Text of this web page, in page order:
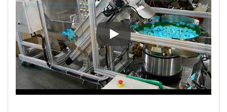
Confezionamento automatico